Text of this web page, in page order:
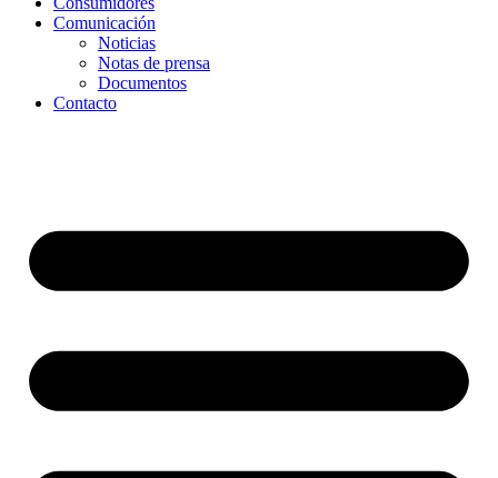
Comunicación
Noticias
Notas de prensa
Documentos
Contacto